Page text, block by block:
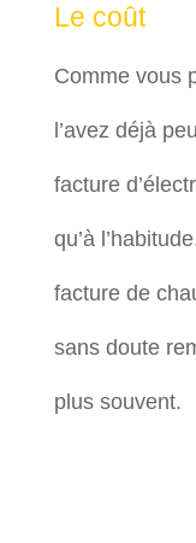
Le coût
Comme vous
l’avez déjà
facture
qu’à
facture de
sans doute
plus souvent.